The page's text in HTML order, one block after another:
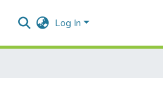
Log In